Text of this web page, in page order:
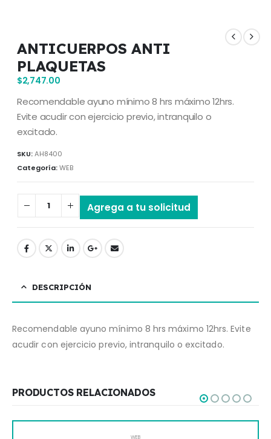
ANTICUERPOS ANTI
PLAQUETAS
$2,747.00
Recomendable ayuno mínimo 8 hrs máximo 12hrs.
Evite acudir con ejercicio previo, intranquilo o
excitado.
SKU:AH8400
Categoría:WEB
Agrega a tu solicitud
DESCRIPCIÓN
Recomendable ayuno mínimo 8 hrs máximo 12hrs. Evite
acudir con ejercicio previo, intranquilo o excitado.
PRODUCTOS RELACIONADOS
WEB